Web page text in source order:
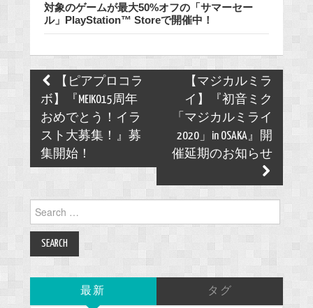
対象のゲームが最大50%オフの「サマーセー
ル」PlayStation™ Storeで開催中！
Post
navigation
【ピアプロコラ
ボ】『MEIKO15周年
おめでとう！イラ
スト大募集！』募
集開始！
【マジカルミラ
イ】『初音ミク
「マジカルミライ
2020」in OSAKA』開
催延期のお知らせ
for:
最新 タグ